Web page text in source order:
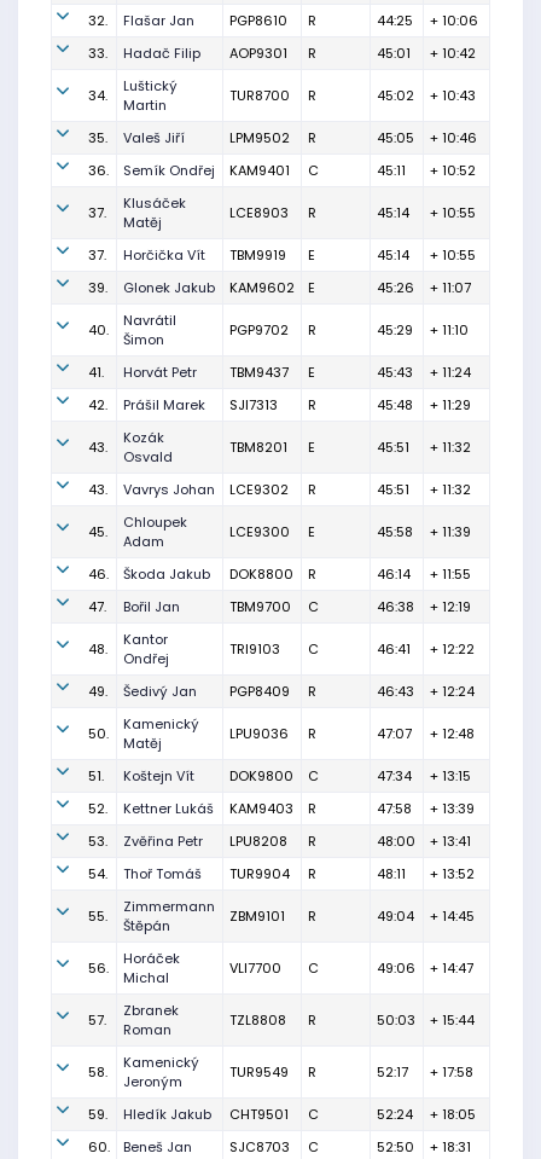
32.
Flašar Jan PGP8610 R 44:25
+ 10:06
33.
Hadač Filip AOP9301 R 45:01 + 10:42
34.
Luštický
Martin
TUR8700 R 45:02 + 10:43
35. Valeš Jiří LPM9502 R 45:05
+ 10:46
36.
Semík Ondřej KAM9401 C 45:11 + 10:52
37.
Klusáček
Matěj
LCE8903 R 45:14 + 10:55
37. Horčička Vít TBM9919 E 45:14
+ 10:55
39.
Glonek Jakub KAM9602 E 45:26 + 11:07
40.
Navrátil
Šimon
PGP9702 R 45:29 + 11:10
41. Horvát Petr TBM9437 E 45:43
+ 11:24
42.
Prášil Marek SJI7313 R 45:48 + 11:29
43.
Kozák
Osvald
TBM8201 E 45:51 + 11:32
43. Vavrys Johan LCE9302 R 45:51 + 11:32
45.
Chloupek
Adam
LCE9300 E 45:58 + 11:39
46. Škoda Jakub DOK8800 R 46:14
+ 11:55
47.
Bořil Jan TBM9700 C 46:38 + 12:19
48.
Kantor
Ondřej
TRI9103 C 46:41 + 12:22
49. Šedivý Jan PGP8409 R 46:43 + 12:24
50.
Kamenický
Matěj
LPU9036 R 47:07 + 12:48
51. Koštejn Vít DOK9800 C 47:34
+ 13:15
52.
Kettner Lukáš KAM9403 R 47:58
+ 13:39
53.
Zvěřina Petr LPU8208 R 48:00
+ 13:41
54.
Thoř Tomáš TUR9904 R 48:11 + 13:52
55.
Zimmermann
Štěpán
ZBM9101 R 49:04 + 14:45
56.
Horáček
Michal
VLI7700 C 49:06 + 14:47
57.
Zbranek
Roman
TZL8808 R 50:03 + 15:44
58.
Kamenický
Jeroným
TUR9549 R 52:17 + 17:58
59. Hledík Jakub CHT9501 C 52:24
+ 18:05
60.
Beneš Jan SJC8703 C 52:50 + 18:31